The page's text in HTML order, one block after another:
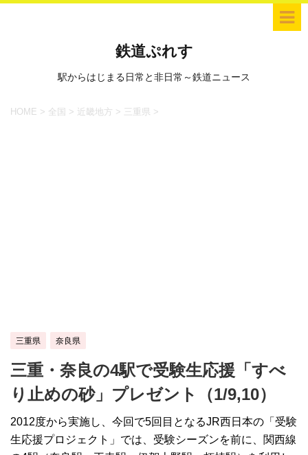
鉄道ぷれす
駅からはじまる日常と非日常～鉄道ニュース
HOME > 全国 > 近畿地方 > 三重県 >
三重県 奈良県
三重・奈良の4駅で受験生応援「すべ
り止めの砂」プレゼント（1/9,10）
2012度から実施し、今回で5回目となるJR西日本の「受験
生応援プロジェクト」では、受験シーズンを前に、関西線